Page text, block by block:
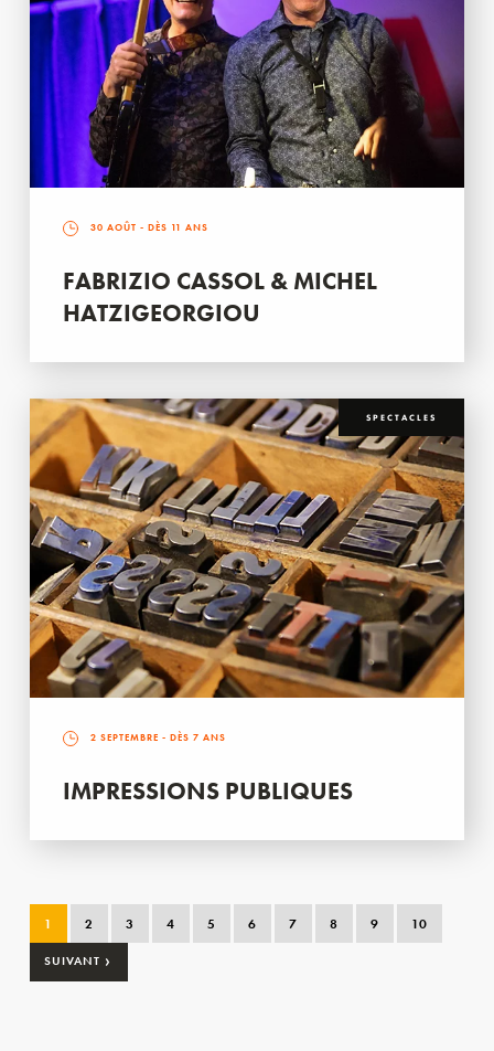
30 AOÛT - DÈS 11 ANS
FABRIZIO CASSOL & MICHEL
HATZIGEORGIOU
SPECTACLES
2 SEPTEMBRE - DÈS 7 ANS
IMPRESSIONS PUBLIQUES
1 2 3 4 5 6 7 8 9 10
SUIVANT ›